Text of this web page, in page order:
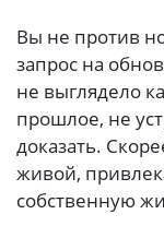
Вы не против
запрос на
не выглядело
прошлое, не
доказать.
живой,
собственную